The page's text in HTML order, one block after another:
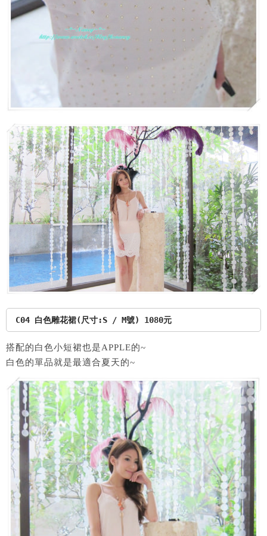
C04 白色雕花裙(尺寸:S / M號) 1080元
搭配的白色小短裙也是APPLE的~
白色的單品就是最適合夏天的~